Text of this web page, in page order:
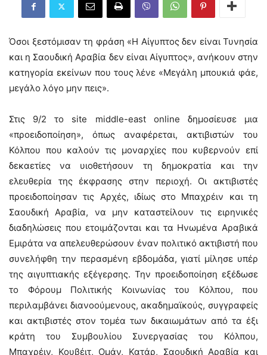
Όσοι ξεστόμισαν τη φράση «Η Αίγυπτος δεν είναι Τυνησία
και η Σαουδική Αραβία δεν είναι Αίγυπτος», ανήκουν στην
κατηγορία εκείνων που τους λένε «Μεγάλη μπουκιά φάε,
μεγάλο λόγο μην πεις».
Στις 9/2 το site middle-east online δημοσίευσε μια
«προειδοποίηση», όπως αναφέρεται, ακτιβιστών του
Κόλπου που καλούν τις μοναρχίες που κυβερνούν επί
δεκαετίες να υιοθετήσουν τη δημοκρατία και την
ελευθερία της έκφρασης στην περιοχή. Οι ακτιβιστές
προειδοποίησαν τις Αρχές, ιδίως στο Μπαχρέιν και τη
Σαουδική Αραβία, να μην καταστείλουν τις ειρηνικές
διαδηλώσεις που ετοιμάζονται και τα Ηνωμένα Αραβικά
Εμιράτα να απελευθερώσουν έναν πολιτικό ακτιβιστή που
συνελήφθη την περασμένη εβδομάδα, γιατί μίλησε υπέρ
της αιγυπτιακής εξέγερσης. Την προειδοποίηση εξέδωσε
το Φόρουμ Πολιτικής Κοινωνίας του Κόλπου, που
περιλαμβάνει διανοούμενους, ακαδημαϊκούς, συγγραφείς
και ακτιβιστές στον τομέα των δικαιωμάτων από τα έξι
κράτη του Συμβουλίου Συνεργασίας του Κόλπου,
Μπαχρέιν, Κουβέιτ, Ομάν, Κατάρ, Σαουδική Αραβία και